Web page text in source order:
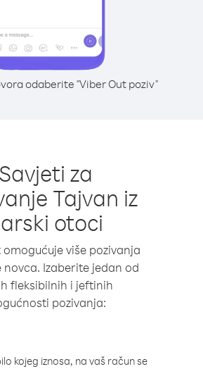
odaberite "Viber Out poziv"
Savjeti za
Tajvan iz
otoci
omogućuje više pozivanja
novca. Izaberite jedan od
fleksibilnih i jeftinih
pozivanja:
kojeg iznosa, na vaš račun se